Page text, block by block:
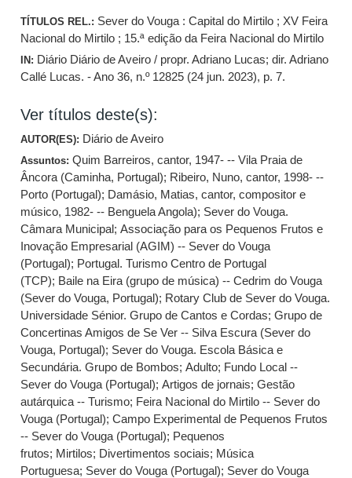
TÍTULOS REL.: Sever do Vouga : Capital do Mirtilo ; XV Feira
Nacional do Mirtilo ; 15.ª edição da Feira Nacional do Mirtilo
IN: Diário Diário de Aveiro / propr. Adriano Lucas; dir. Adriano
Callé Lucas. - Ano 36, n.º 12825 (24 jun. 2023), p. 7.
Ver títulos deste(s):
AUTOR(ES): Diário de Aveiro
Assuntos:Quim Barreiros, cantor, 1947- -- Vila Praia de
Âncora (Caminha, Portugal); Ribeiro, Nuno, cantor, 1998- --
Porto (Portugal); Damásio, Matias, cantor, compositor e
músico, 1982- -- Benguela Angola); Sever do Vouga.
Câmara Municipal;Associação para os Pequenos Frutos e
Inovação Empresarial (AGIM) -- Sever do Vouga
(Portugal); Portugal. Turismo Centro de Portugal
(TCP); Baile na Eira (grupo de música) -- Cedrim do Vouga
(Sever do Vouga, Portugal); Rotary Club de Sever do Vouga.
Universidade Sénior. Grupo de Cantos e Cordas;Grupo de
Concertinas Amigos de Se Ver -- Silva Escura (Sever do
Vouga, Portugal); Sever do Vouga. Escola Básica e
Secundária. Grupo de Bombos;Adulto; Fundo Local --
Sever do Vouga (Portugal);Artigos de jornais;Gestão
autárquica -- Turismo; Feira Nacional do Mirtilo -- Sever do
Vouga (Portugal);Campo Experimental de Pequenos Frutos
-- Sever do Vouga (Portugal); Pequenos
frutos; Mirtilos; Divertimentos sociais; Música
Portuguesa; Sever do Vouga (Portugal); Sever do Vouga